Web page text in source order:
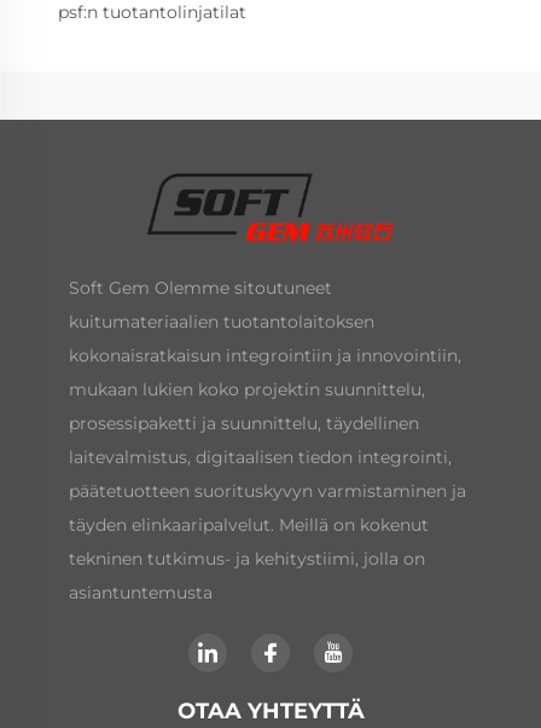
psf:n tuotantolinjatilat
Soft Gem Olemme sitoutuneet
kuitumateriaalien tuotantolaitoksen
kokonaisratkaisun integrointiin ja innovointiin,
mukaan lukien koko projektin suunnittelu,
prosessipaketti ja suunnittelu, täydellinen
laitevalmistus, digitaalisen tiedon integrointi,
päätetuotteen suorituskyvyn varmistaminen ja
täyden elinkaaripalvelut. Meillä on kokenut
tekninen tutkimus- ja kehitystiimi, jolla on
asiantuntemusta
OTAA YHTEYTTÄ